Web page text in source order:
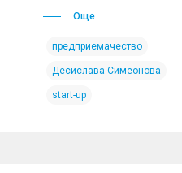
Още
предприемачество
Десислава Симеонова
start-up